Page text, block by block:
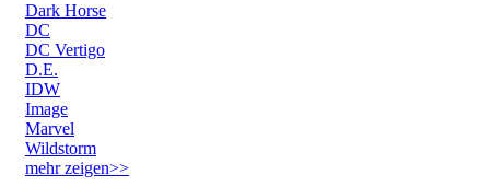
Dark Horse
DC
DC Vertigo
D.E.
IDW
Image
Marvel
Wildstorm
mehr zeigen>>